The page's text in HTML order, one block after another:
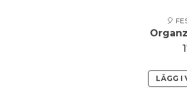
🎈
LÄGG I